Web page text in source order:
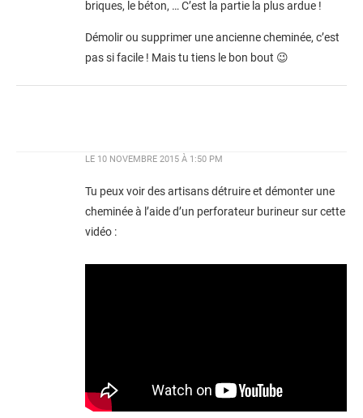
briques, le béton, … C’est la partie la plus ardue !
Démolir ou supprimer une ancienne cheminée, c’est
pas si facile ! Mais tu tiens le bon bout 😉
LE 10 NOVEMBRE 2015 À 1:50 PM
Tu peux voir des artisans détruire et démonter une
cheminée à l’aide d’un perforateur burineur sur cette
vidéo :